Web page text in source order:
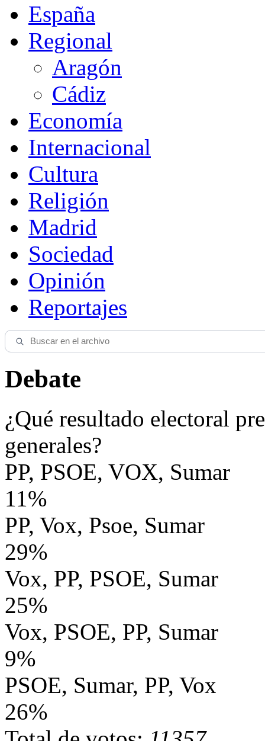
España
Regional
Aragón
Cádiz
Economía
Internacional
Cultura
Religión
Madrid
Sociedad
Opinión
Reportajes
Debate
¿Qué resultado electoral
generales?
PP, PSOE, VOX, Sumar
11%
PP, Vox, Psoe, Sumar
29%
Vox, PP, PSOE, Sumar
25%
Vox, PSOE, PP, Sumar
9%
PSOE, Sumar, PP, Vox
26%